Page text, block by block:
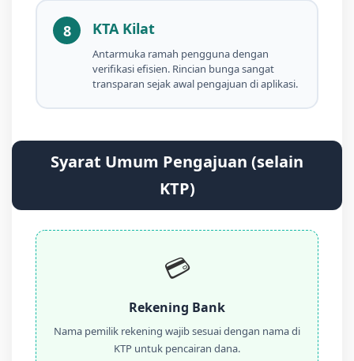
8 KTA Kilat
Antarmuka ramah pengguna dengan
verifikasi efisien. Rincian bunga sangat
transparan sejak awal pengajuan di aplikasi.
Syarat Umum Pengajuan (selain
KTP)
💳
Rekening Bank
Nama pemilik rekening wajib sesuai dengan nama di
KTP untuk pencairan dana.